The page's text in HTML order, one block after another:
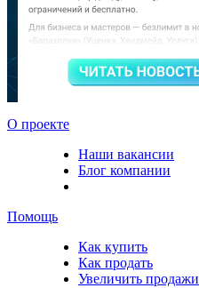
О проекте
Наши вакансии
Блог компании
Помощь
Как купить
Как продать
Увеличить продажи